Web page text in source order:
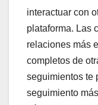
interactuar con
plataforma. Las
relaciones más
completos de
seguimientos te
seguimiento